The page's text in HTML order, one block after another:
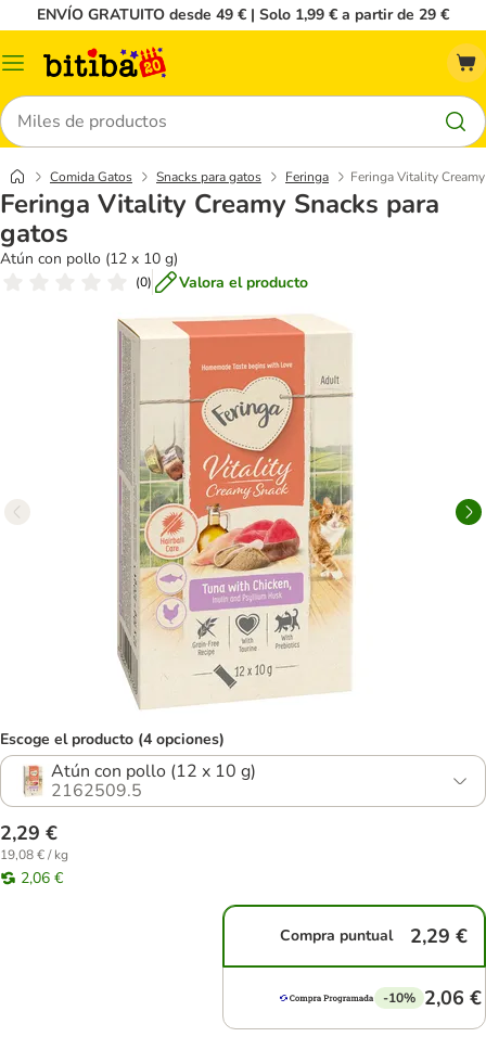
ENVÍO GRATUITO desde 49 € | Solo 1,99 € a partir de 29 €
Menú
Buscar
Comida Gatos Snacks para gatos Feringa Feringa Vitality
Feringa Vitality Creamy Snacks para
gatos
Atún con pollo (12 x 10 g)
(0) Valora el producto
Escoge el producto (4 opciones)
Atún con pollo (12 x 10 g)
2162509.5
2,29 €
19,08 € / kg
2,06 €
Compra puntual 2,29 €
-10% 2,06 €